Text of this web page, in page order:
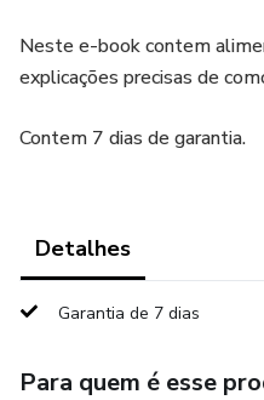
Neste e-book contem
explicações precisas de
Contem 7 dias de garantia.
Detalhes
Garantia de 7 dias
Para quem é esse